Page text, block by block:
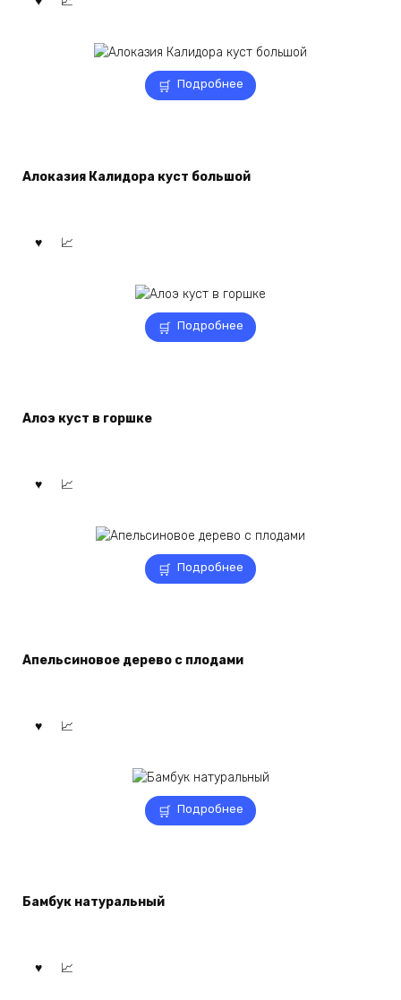
Подробнее
Алоказия Калидора куст большой
Подробнее
Алоэ куст в горшке
Подробнее
Апельсиновое дерево с плодами
Подробнее
Бамбук натуральный